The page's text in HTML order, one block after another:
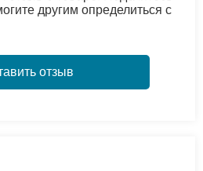
другим определиться с
отзыв